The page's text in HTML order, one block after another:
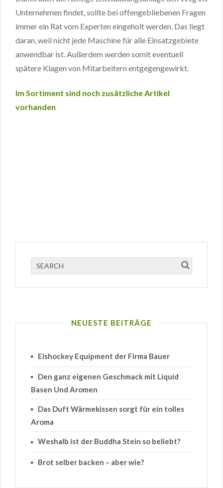
Unternehmen findet, sollte bei offengebliebenen Fragen
immer ein Rat vom Experten eingeholt werden. Das liegt
daran, weil nicht jede Maschine für alle Einsatzgebiete
anwendbar ist. Außerdem werden somit eventuell
spätere Klagen von Mitarbeitern entgegengewirkt.
Im Sortiment sind noch zusätzliche Artikel
vorhanden
NEUESTE BEITRÄGE
Eishockey Equipment der Firma Bauer
Den ganz eigenen Geschmack mit Liquid
Basen Und Aromen
Das Duft Wärmekissen sorgt für ein tolles
Aroma
Weshalb ist der Buddha Stein so beliebt?
Brot selber backen – aber wie?